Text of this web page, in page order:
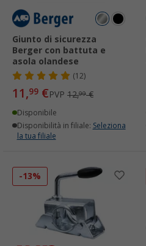
Giunto di sicurezza
Berger con battuta e
asola olandese
(12)
11,99 €PVP 12,99€
Disponibile
Disponibilità in filiale: Seleziona
la tua filiale
-13%